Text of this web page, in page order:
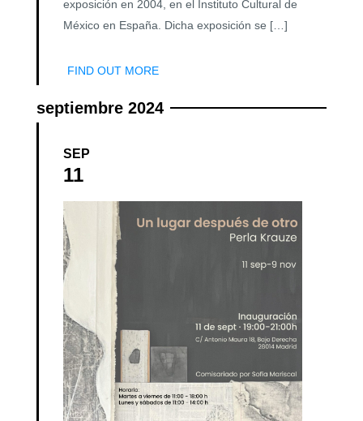
exposición en 2004, en el Instituto Cultural de
México en España. Dicha exposición se […]
FIND OUT MORE
septiembre 2024
SEP
11